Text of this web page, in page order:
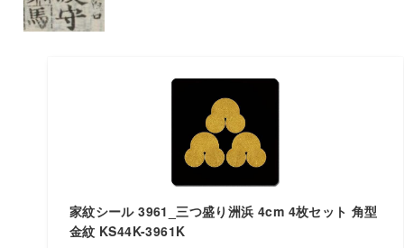
家紋シール 3961_三つ盛り洲浜 4cm 4枚セット 角型
金紋 KS44K-3961K